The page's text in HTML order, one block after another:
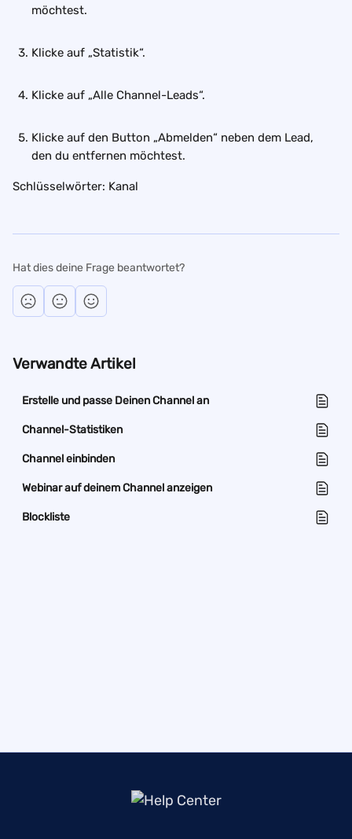
möchtest.
Klicke auf „Statistik“.
Klicke auf „Alle Channel-Leads“.
Klicke auf den Button „Abmelden“ neben dem Lead,
den du entfernen möchtest.
Schlüsselwörter: Kanal
Hat dies deine Frage beantwortet?
Verwandte Artikel
Erstelle und passe Deinen Channel an
Channel-Statistiken
Channel einbinden
Webinar auf deinem Channel anzeigen
Blockliste